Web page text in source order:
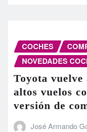
COCHES
NOVEDADES
Toyota
altos vuelos
versión de
José Armando